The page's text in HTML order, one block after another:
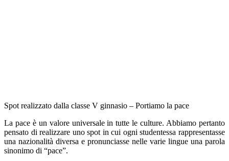
Spot realizzato dalla classe V ginnasio – Portiamo la pace
La pace è un valore universale in tutte le culture. Abbiamo pertanto
pensato di realizzare uno spot in cui ogni studentessa rappresentasse
una nazionalità diversa e pronunciasse nelle varie lingue una parola
sinonimo di “pace”.